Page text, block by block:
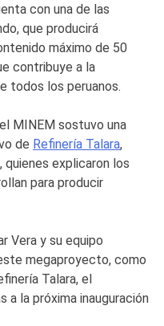
con una de las
que producirá
máximo de 50
contribuye a la
todos los peruanos.
MINEM sostuvo una
de Refinería Talara,
quienes explicaron los
para producir
Vera y su equipo
megaproyecto, como
Talara, el
a la próxima inauguración